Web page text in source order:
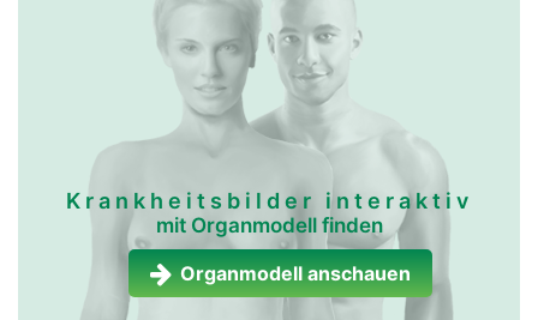
Krankheitsbilder interaktiv
mit Organmodell finden
Organmodell anschauen